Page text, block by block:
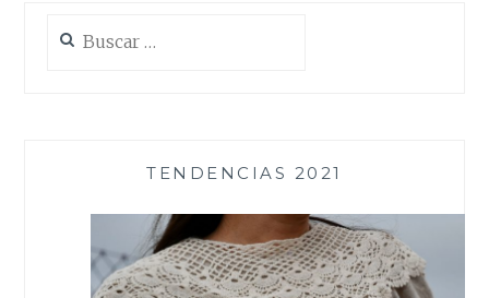
TENDENCIAS 2021